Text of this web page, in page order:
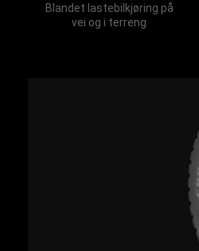
Blandet lastebilkjøring på
vei og i terreng